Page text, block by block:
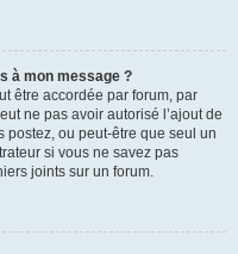
à mon message ?
être accordée par forum, par
ne pas avoir autorisé l’ajout de
ou peut-être que seul un
si vous ne savez pas
joints sur un forum.